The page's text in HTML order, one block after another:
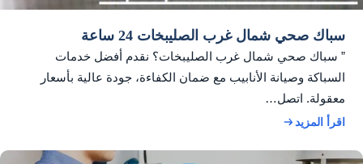
سباك صحي شمال غرب الصليبخات 24 ساعة
” سباك صحي شمال غرب الصليبخات؟ نقدم أفضل خدمات
السباكة وصيانة الأنابيب مع ضمان الكفاءة، جودة عالية بأسعار
معقولة. اتصل…
اقرأ المزيد